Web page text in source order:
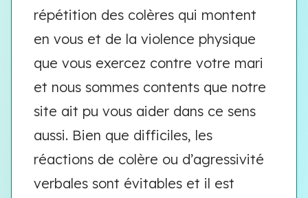
répétition des colères qui montent
en vous et de la violence physique
que vous exercez contre votre mari
et nous sommes contents que notre
site ait pu vous aider dans ce sens
aussi. Bien que difficiles, les
réactions de colère ou d’agressivité
verbales sont évitables et il est